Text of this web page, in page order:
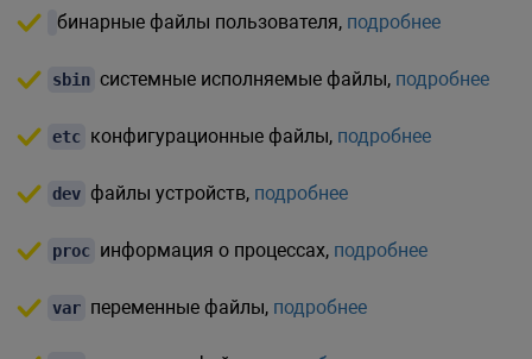
бинарные файлы пользователя, подробнее
sbin системные исполняемые файлы, подробнее
etc конфигурационные файлы, подробнее
dev файлы устройств, подробнее
proc информация о процессах, подробнее
var переменные файлы, подробнее